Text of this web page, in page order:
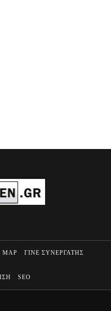
MAP ΓΙΝΕ ΣΥΝΕΡΓΑΤΗΣ
SEO